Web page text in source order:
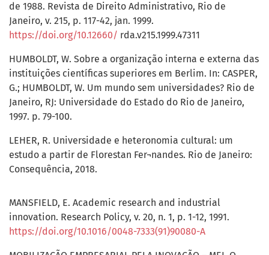
de 1988. Revista de Direito Administrativo, Rio de
Janeiro, v. 215, p. 117-42, jan. 1999.
https://doi.org/10.12660/ rda.v215.1999.47311
HUMBOLDT, W. Sobre a organização interna e externa das
instituições científicas superiores em Berlim. In: CASPER,
G.; HUMBOLDT, W. Um mundo sem universidades? Rio de
Janeiro, RJ: Universidade do Estado do Rio de Janeiro,
1997. p. 79-100.
LEHER, R. Universidade e heteronomia cultural: um
estudo a partir de Florestan Fer¬nandes. Rio de Janeiro:
Consequência, 2018.
MANSFIELD, E. Academic research and industrial
innovation. Research Policy, v. 20, n. 1, p. 1-12, 1991.
https://doi.org/10.1016/0048-7333(91)90080-A